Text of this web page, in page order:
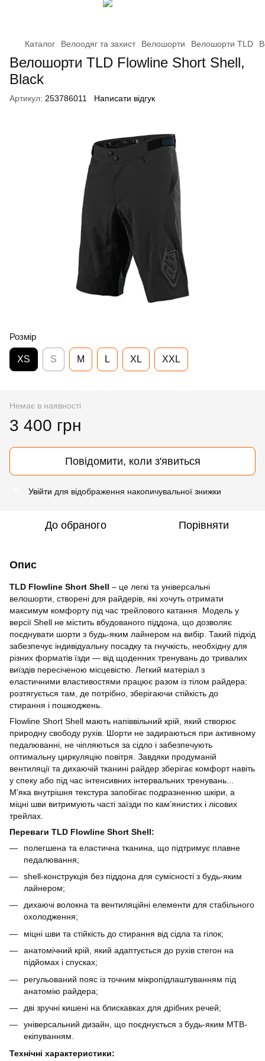
Каталог Велоодяг та захист Велошорти Велошорти TLD
Велошорти TLD Flowline Short Shell,
Black
Артикул: 253786011 Написати відгук
Розмір
XS S M L XL XXL
Немає в наявності
3 400 грн
Повідомити, коли з'явиться
Увійти для відображення накопичувальної знижки
До обраного Порівняти
Опис
TLD Flowline Short Shell – це легкі та універсальні
велошорти, створені для райдерів, які хочуть отримати
максимум комфорту під час трейлового катання. Модель у
версії Shell не містить вбудованого піддона, що дозволяє
поєднувати шорти з будь-яким лайнером на вибір. Такий підхід
забезпечує індивідуальну посадку та гнучкість, необхідну для
різних форматів їзди — від щоденних тренувань до тривалих
виїздів пересіченою місцевістю. Легкий матеріал з
еластичними властивостями працює разом із тілом райдера:
розтягується там, де потрібно, зберігаючи стійкість до
стирання і пошкоджень.
Flowline Short Shell мають напіввільний крій, який створює
природну свободу рухів. Шорти не задираються при активному
педалюванні, не чіпляються за сідло і забезпечують
оптимальну циркуляцію повітря. Завдяки продуманій
вентиляції та дихаючій тканині райдер зберігає комфорт навіть
у спеку або під час інтенсивних інтервальних тренувань...
М’яка внутрішня текстура запобігає подразненню шкіри, а
міцні шви витримують часті заїзди по кам’янистих і лісових
трейлах.
Переваги TLD Flowline Short Shell:
полегшена та еластична тканина, що підтримує плавне
педалювання;
shell-конструкція без піддона для сумісності з будь-яким
лайнером;
дихаючі волокна та вентиляційні елементи для стабільного
охолодження;
міцні шви та стійкість до стирання від сідла та гілок;
анатомічний крій, який адаптується до рухів стегон на
підйомах і спусках;
регульований пояс із точним мікропідлаштуванням під
анатомію райдера;
дві зручні кишені на блискавках для дрібних речей;
універсальний дизайн, що поєднується з будь-яким MTB-
екіпуванням.
Технічні характеристики: